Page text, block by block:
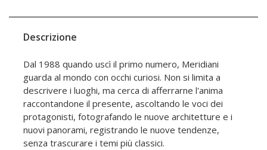
Descrizione
Dal 1988 quando uscì il primo numero, Meridiani
guarda al mondo con occhi curiosi. Non si limita a
descrivere i luoghi, ma cerca di afferrarne l'anima
raccontandone il presente, ascoltando le voci dei
protagonisti, fotografando le nuove architetture e i
nuovi panorami, registrando le nuove tendenze,
senza trascurare i temi più classici.